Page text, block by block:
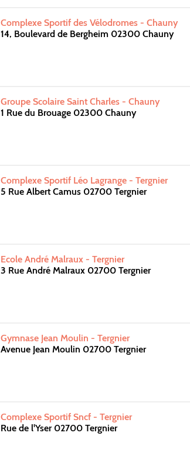
Complexe Sportif des Vélodromes - Chauny
14, Boulevard de Bergheim 02300 Chauny
Groupe Scolaire Saint Charles - Chauny
1 Rue du Brouage 02300 Chauny
Complexe Sportif Léo Lagrange - Tergnier
5 Rue Albert Camus 02700 Tergnier
Ecole André Malraux - Tergnier
3 Rue André Malraux 02700 Tergnier
Gymnase Jean Moulin - Tergnier
Avenue Jean Moulin 02700 Tergnier
Complexe Sportif Sncf - Tergnier
Rue de l'Yser 02700 Tergnier